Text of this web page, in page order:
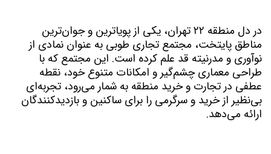
در دل منطقه ۲۲ تهران، یکی از پویاترین و جوان‌ترین
مناطق پایتخت، مجتمع تجاری طوبی به عنوان نمادی از
نوآوری و مدرنیته قد علم کرده است. این مجتمع که با
طراحی معماری چشم‌گیر و امکانات متنوع خود، نقطه
عطفی در تجارت و خرید منطقه به شمار می‌رود، تجربه‌ای
بی‌نظیر از خرید و سرگرمی را برای ساکنین و بازدیدکنندگان
ارائه می‌دهد.